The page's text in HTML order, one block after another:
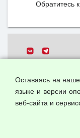
Обратитесь
Все права
Оставаясь на
языке и версии
веб-сайта и